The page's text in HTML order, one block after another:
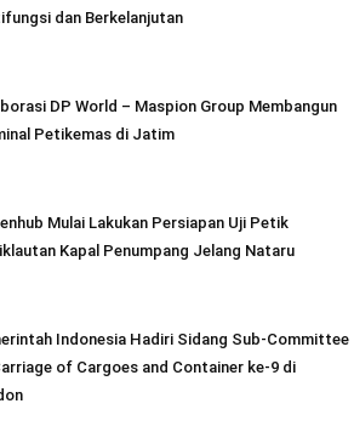
dan Berkelanjutan
DP World – Maspion Group Membangun
Petikemas di Jatim
Mulai Lakukan Persiapan Uji Petik
Kapal Penumpang Jelang Nataru
Indonesia Hadiri Sidang Sub-Committee
of Cargoes and Container ke-9 di